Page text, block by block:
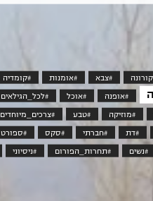
#צבא #אומנות #קומדיה
#אופנה #אוכל #לכל_הגילאים
#מוזיקה #טבע #צרכים_מיוחדים
#דת #חברתי #סקס #ספורט
#נשים #תחרות_הפורום #ניסיוני